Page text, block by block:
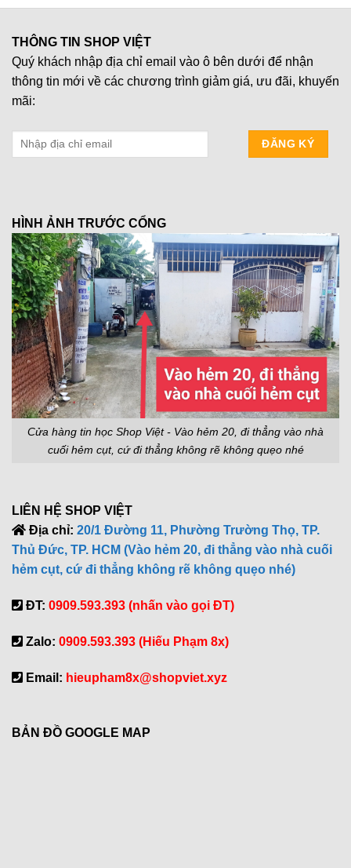
THÔNG TIN SHOP VIỆT
Quý khách nhập địa chỉ email vào ô bên dưới để nhận
thông tin mới về các chương trình giảm giá, ưu đãi, khuyến
mãi:
HÌNH ẢNH TRƯỚC CỔNG
Cửa hàng tin học Shop Việt - Vào hẻm 20, đi thẳng vào nhà
cuối hẻm cụt, cứ đi thẳng không rẽ không quẹo nhé
LIÊN HỆ SHOP VIỆT
Địa chỉ: 20/1 Đường 11, Phường Trường Thọ, TP.
Thủ Đức, TP. HCM (Vào hẻm 20, đi thẳng vào nhà cuối
hẻm cụt, cứ đi thẳng không rẽ không quẹo nhé)
ĐT: 0909.593.393 (nhấn vào gọi ĐT)
Zalo: 0909.593.393 (Hiếu Phạm 8x)
Email: hieupham8x@shopviet.xyz
BẢN ĐỒ GOOGLE MAP